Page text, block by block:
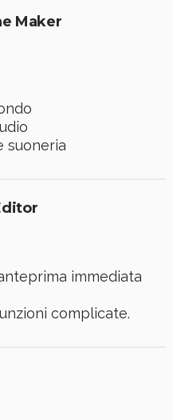
Maker
suoneria
immediata
complicate.